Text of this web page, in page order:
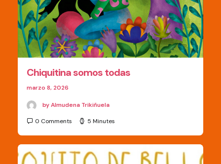
Chiquitina somos todas
marzo 8, 2026
by Almudena Trikiñuela
0 Comments 5 Minutes